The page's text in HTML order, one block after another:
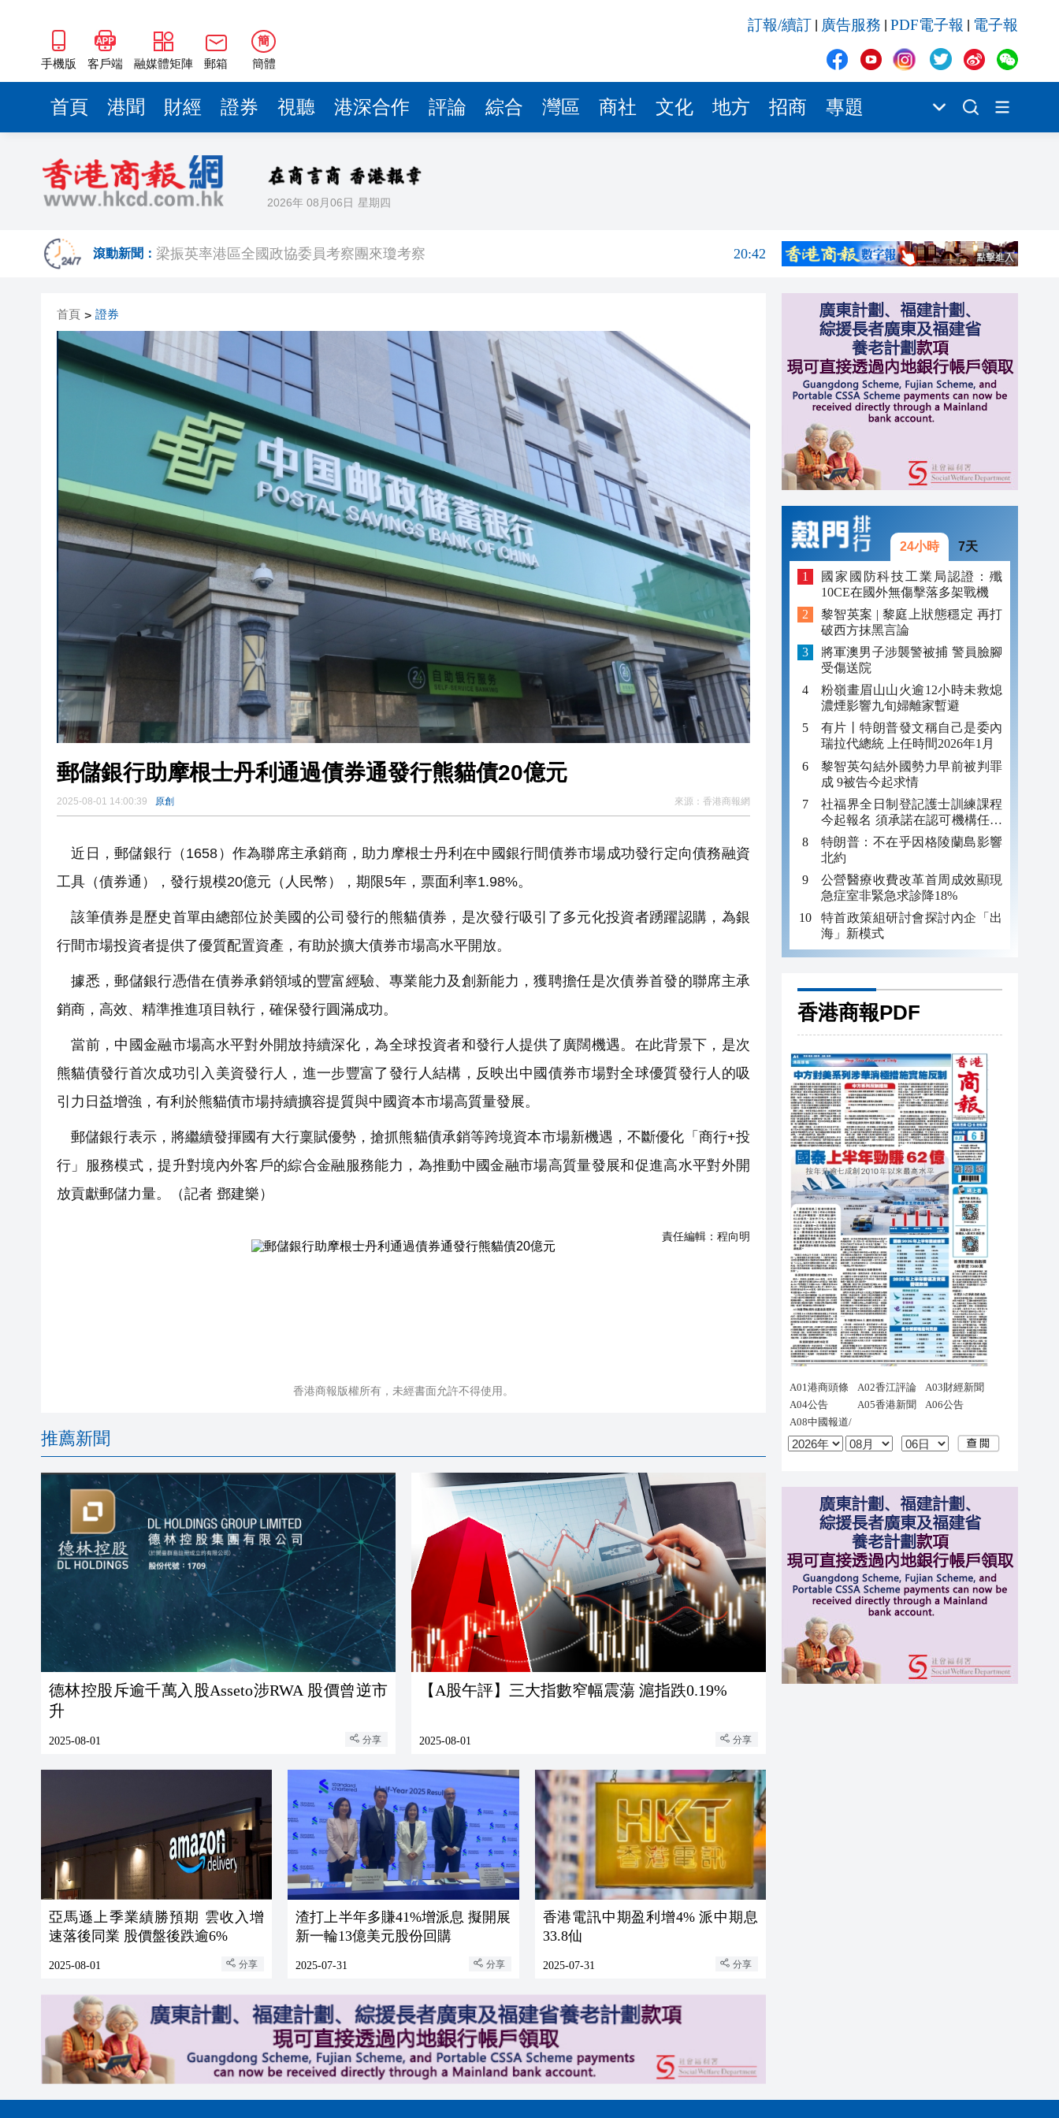
手機版 客戶端 融媒體矩陣 郵箱
簡
簡體
訂報/續訂 廣告服務 PDF電子報 電子報
首頁 港聞 財經 證券 視聽 港深合作 評論 綜合 灣區 商社 文化 地方 招商 專題
2026年 08月06日 星期四
滾動新聞：
2025年海南儋州以舊換新帶動消費約18億元
20:41
山東26戶省屬國企去年合計營收2.58萬億 利潤總額近936億
瀋陽鐵西校園閱讀活動解鎖閱讀新玩法
20:39
有片丨外交部回應特朗普委內瑞拉石油言論 拉美國家有權自主選擇合作夥伴
50餘位頂尖專家共話時代命題
梁振英率港區全國政協委員考察團來瓊考察
20:42
瀋陽鐵西校園閱讀活動解鎖閱讀新玩法
閩粵贛三地漢樂藝術家齊聚深圳，共奏客家文化傳承新篇章
有片丨外交部回應特朗普委內瑞拉石油言論 拉美國家有權自主選擇合作夥伴
20:31
50餘位頂尖專家共話時代命題
20:55
海南澄邁文儒煥新升級 五組數據見證文儒沉香從傳統邁向現代
梁振英率港區全國政協委員考察團來瓊考察
2025年海南儋州以舊換新帶動消費約18億元
20:41
山東26戶省屬國企去年合計營收2.58萬億 利潤總額近936億
20:40
瀋陽鐵西校園閱讀活動解鎖閱讀新玩法
20:39
閩粵贛三地漢樂藝術家齊聚深圳，共奏客家文化傳承新篇章
20:34
有片丨外交部回應特朗普委內瑞拉石油言論 拉美國家有權自主選擇合作夥伴
20:31
首頁 > 證券
郵儲銀行助摩根士丹利通過債券通發行熊貓債20億元
2025-08-01 14:00:39 原創 來源： 香港商報網
近日，郵儲銀行（1658）作為聯席主承銷商，助力摩根士丹利在中國銀行間債券市場成功發行定向債務融資
工具（債券通），發行規模20億元（人民幣），期限5年，票面利率1.98%。
該筆債券是歷史首單由總部位於美國的公司發行的熊貓債券，是次發行吸引了多元化投資者踴躍認購，為銀
行間市場投資者提供了優質配置資產，有助於擴大債券市場高水平開放。
據悉，郵儲銀行憑借在債券承銷領域的豐富經驗、專業能力及創新能力，獲聘擔任是次債券首發的聯席主承
銷商，高效、精準推進項目執行，確保發行圓滿成功。
當前，中國金融市場高水平對外開放持續深化，為全球投資者和發行人提供了廣闊機遇。在此背景下，是次
熊貓債發行首次成功引入美資發行人，進一步豐富了發行人結構，反映出中國債券市場對全球優質發行人的吸
引力日益增強，有利於熊貓債市場持續擴容提質與中國資本市場高質量發展。
郵儲銀行表示，將繼續發揮國有大行稟賦優勢，搶抓熊貓債承銷等跨境資本市場新機遇，不斷優化「商行+投
行」服務模式，提升對境內外客戶的綜合金融服務能力，為推動中國金融市場高質量發展和促進高水平對外開
放貢獻郵儲力量。（記者 鄧建樂）
責任編輯： 程向明
香港商報版權所有，未經書面允許不得使用。
推薦新聞
德林控股斥逾千萬入股Asseto涉RWA 股價曾逆市
升
2025-08-01 分享
【A股午評】三大指數窄幅震蕩 滬指跌0.19%
2025-08-01 分享
亞馬遜上季業績勝預期 雲收入增
速落後同業 股價盤後跌逾6%
2025-08-01 分享
渣打上半年多賺41%增派息 擬開展
新一輪13億美元股份回購
2025-07-31 分享
香港電訊中期盈利增4% 派中期息
33.8仙
2025-07-31 分享
24小時 7天
國家國防科技工業局認證：殲
10CE在國外無傷擊落多架戰機
黎智英案 | 黎庭上狀態穩定 再打
破西方抹黑言論
將軍澳男子涉襲警被捕 警員臉腳
受傷送院
粉嶺畫眉山山火逾12小時未救熄
濃煙影響九旬婦離家暫避
有片丨特朗普發文稱自己是委內
瑞拉代總統 上任時間2026年1月
黎智英勾結外國勢力早前被判罪
成 9被告今起求情
社福界全日制登記護士訓練課程
今起報名 須承諾在認可機構任職
至少三年
特朗普：不在乎因格陵蘭島影響
北約
公營醫療收費改革首周成效顯現
急症室非緊急求診降18%
特首政策組研討會探討內企「出
海」新模式
香港商報PDF